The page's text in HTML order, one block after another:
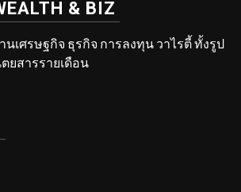
& BIZ
นเศรษฐกิจ ธุรกิจ การลงทุน วาไรตี้ ทั้งรูป
ยสารรายเดือน